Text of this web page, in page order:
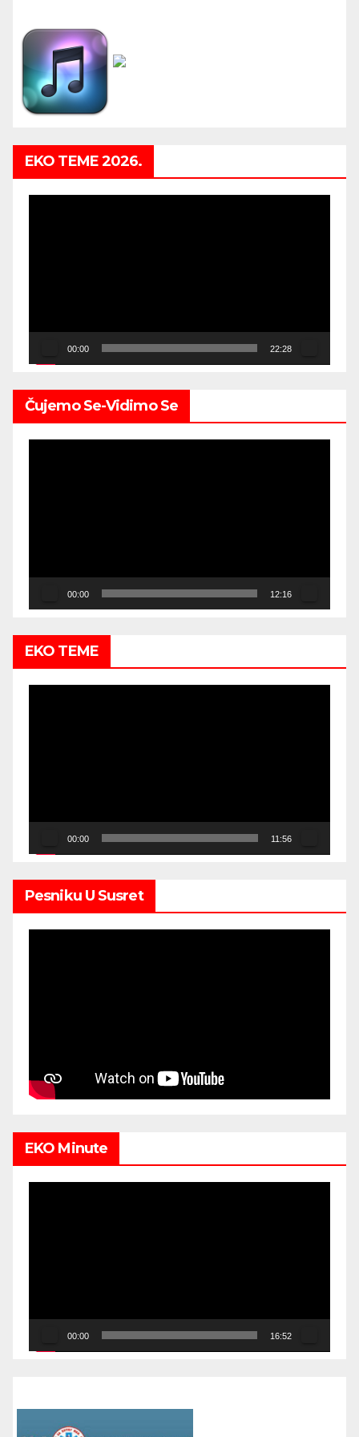
EKO TEME 2026.
00:00 22:28
Čujemo Se-Vidimo Se
00:00 12:16
EKO TEME
00:00 11:56
Pesniku U Susret
EKO Minute
00:00 16:52